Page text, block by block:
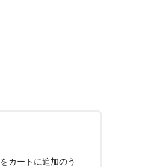
をカートに追加のう